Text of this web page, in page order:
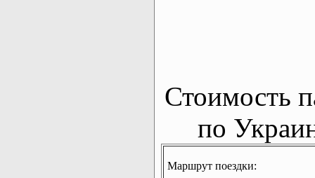
Стоимость
по
Маршрут поездки: